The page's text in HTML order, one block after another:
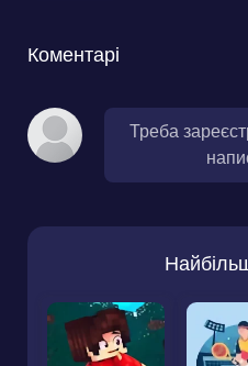
Коментарі
Треба